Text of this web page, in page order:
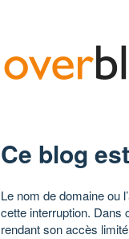
Ce blog
Le nom de domaine ou
cette interruption. Dans
rendant son accès